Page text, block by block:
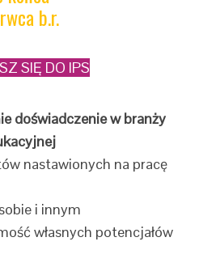
b.r.
SIĘ DO IPS
doświadczenie w branży
nastawionych na pracę
i innym
własnych potencjałów